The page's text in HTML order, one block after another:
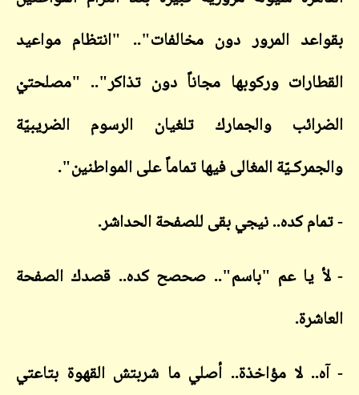
بقواعد المرور دون مخالفات".. "انتظام مواعيد
القطارات وركوبها مجاناً دون تذاكر".. "مصلحتيْ
الضرائب والجمارك تلغيان الرسوم الضريبيّة
والجمركـيّة المغالى فيها تماماً على المواطنين".
- تمام كده.. نيجي بقى للصفحة الحداشر.
- لأ يا عم "باسم".. صحصح كده.. قصدك الصفحة
العاشرة.
- آه.. لا مؤاخذة.. أصلي ما شربتش القهوة بتاعتي